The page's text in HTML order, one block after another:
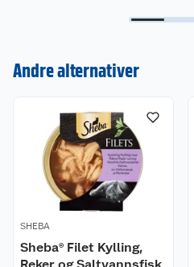
Andre alternativer
SHEBA
Sheba® Filet Kylling,
Nyheter
Våre butikker
Våre merkevarer
Coop kjeder
Angre- og returrett
Reklamasjon og garanti
Ofte stilte spørsmål
Betalingsalternativer